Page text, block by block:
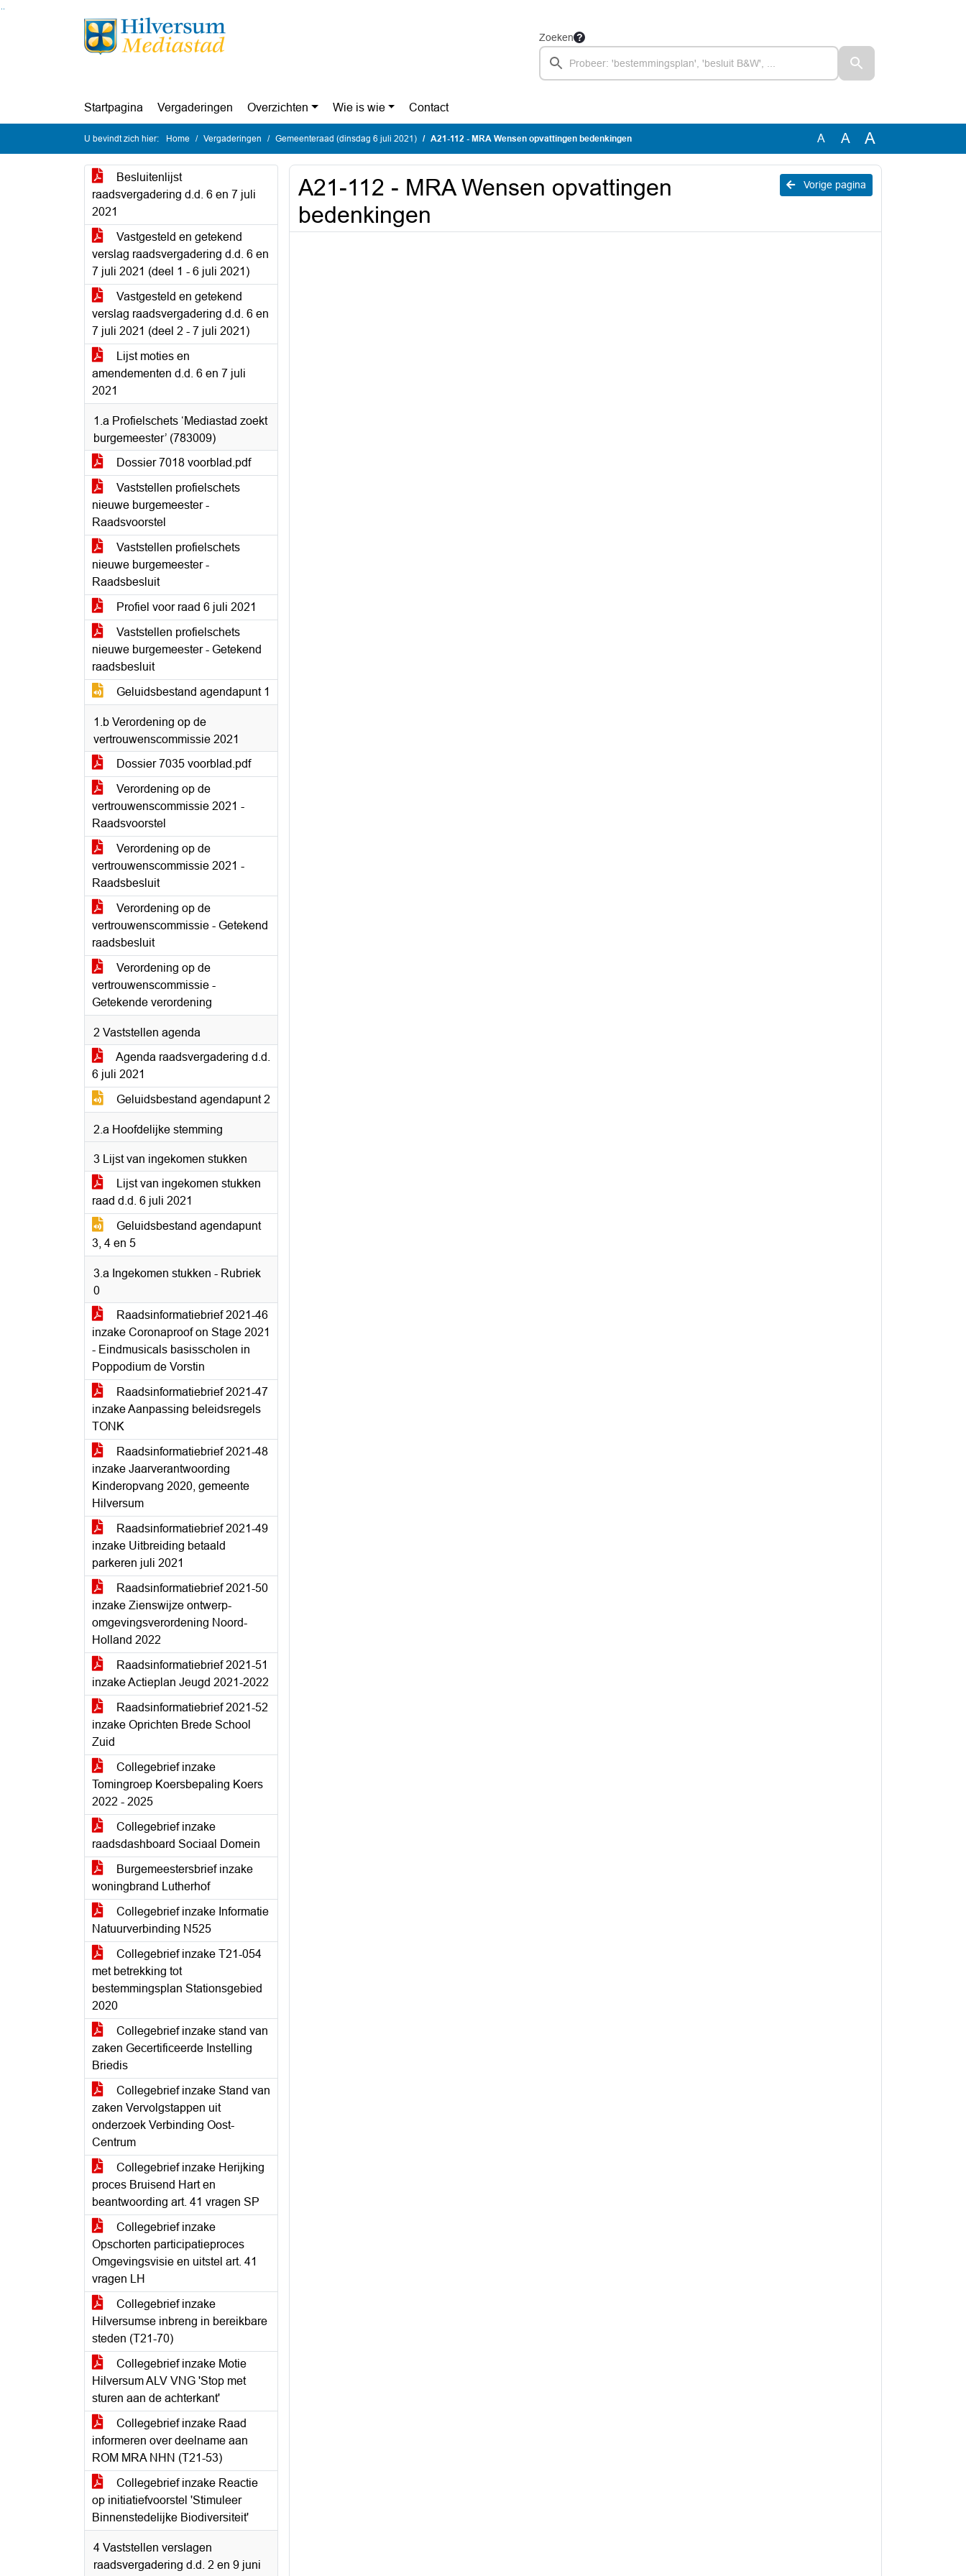
Ga naar de inhoud van deze pagina
Ga naar het zoeken
Ga naar het menu
Zoeken
Startpagina Vergaderingen Overzichten Wie is wie Contact
U bevindt zich hier: Home Vergaderingen Gemeenteraad (dinsdag 6 juli 2021) A21-112 - MRA Wensen opvattingen bedenkingen A A A
Besluitenlijst
raadsvergadering d.d. 6 en 7 juli
2021
Vastgesteld en getekend
verslag raadsvergadering d.d. 6 en
7 juli 2021 (deel 1 - 6 juli 2021)
Vastgesteld en getekend
verslag raadsvergadering d.d. 6 en
7 juli 2021 (deel 2 - 7 juli 2021)
Lijst moties en
amendementen d.d. 6 en 7 juli
2021
1.a Profielschets ‘Mediastad zoekt
burgemeester’ (783009)
Dossier 7018 voorblad.pdf
Vaststellen profielschets
nieuwe burgemeester -
Raadsvoorstel
Vaststellen profielschets
nieuwe burgemeester -
Raadsbesluit
Profiel voor raad 6 juli 2021
Vaststellen profielschets
nieuwe burgemeester - Getekend
raadsbesluit
Geluidsbestand agendapunt 1
1.b Verordening op de
vertrouwenscommissie 2021
Dossier 7035 voorblad.pdf
Verordening op de
vertrouwenscommissie 2021 -
Raadsvoorstel
Verordening op de
vertrouwenscommissie 2021 -
Raadsbesluit
Verordening op de
vertrouwenscommissie - Getekend
raadsbesluit
Verordening op de
vertrouwenscommissie -
Getekende verordening
2 Vaststellen agenda
Agenda raadsvergadering d.d.
6 juli 2021
Geluidsbestand agendapunt 2
2.a Hoofdelijke stemming
3 Lijst van ingekomen stukken
Lijst van ingekomen stukken
raad d.d. 6 juli 2021
Geluidsbestand agendapunt
3, 4 en 5
3.a Ingekomen stukken - Rubriek
0
Raadsinformatiebrief 2021-46
inzake Coronaproof on Stage 2021
- Eindmusicals basisscholen in
Poppodium de Vorstin
Raadsinformatiebrief 2021-47
inzake Aanpassing beleidsregels
TONK
Raadsinformatiebrief 2021-48
inzake Jaarverantwoording
Kinderopvang 2020, gemeente
Hilversum
Raadsinformatiebrief 2021-49
inzake Uitbreiding betaald
parkeren juli 2021
Raadsinformatiebrief 2021-50
inzake Zienswijze ontwerp-
omgevingsverordening Noord-
Holland 2022
Raadsinformatiebrief 2021-51
inzake Actieplan Jeugd 2021-2022
Raadsinformatiebrief 2021-52
inzake Oprichten Brede School
Zuid
Collegebrief inzake
Tomingroep Koersbepaling Koers
2022 - 2025
Collegebrief inzake
raadsdashboard Sociaal Domein
Burgemeestersbrief inzake
woningbrand Lutherhof
Collegebrief inzake Informatie
Natuurverbinding N525
Collegebrief inzake T21-054
met betrekking tot
bestemmingsplan Stationsgebied
2020
Collegebrief inzake stand van
zaken Gecertificeerde Instelling
Briedis
Collegebrief inzake Stand van
zaken Vervolgstappen uit
onderzoek Verbinding Oost-
Centrum
Collegebrief inzake Herijking
proces Bruisend Hart en
beantwoording art. 41 vragen SP
Collegebrief inzake
Opschorten participatieproces
Omgevingsvisie en uitstel art. 41
vragen LH
Collegebrief inzake
Hilversumse inbreng in bereikbare
steden (T21-70)
Collegebrief inzake Motie
Hilversum ALV VNG 'Stop met
sturen aan de achterkant'
Collegebrief inzake Raad
informeren over deelname aan
ROM MRA NHN (T21-53)
Collegebrief inzake Reactie
op initiatiefvoorstel 'Stimuleer
Binnenstedelijke Biodiversiteit'
4 Vaststellen verslagen
raadsvergadering d.d. 2 en 9 juni
Vorige pagina
A21-112 - MRA Wensen opvattingen
bedenkingen